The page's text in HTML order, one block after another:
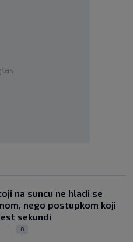
na suncu ne hladi se
nego postupkom koji
sekundi
0